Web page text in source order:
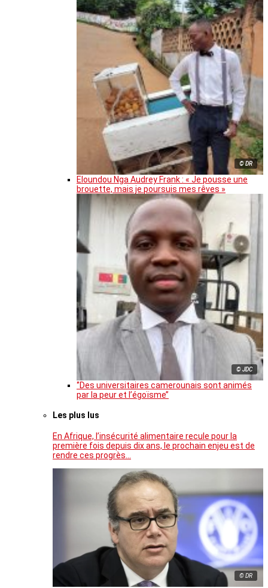
© DR
Eloundou Nga Audrey Frank : « Je pousse une
brouette, mais je poursuis mes rêves »
© JDC
‘’Des universitaires camerounais sont animés
par la peur et l’égoïsme’’
Les plus lus
En Afrique, l’insécurité alimentaire recule pour la
première fois depuis dix ans, le prochain enjeu est de
rendre ces progrès…
© DR